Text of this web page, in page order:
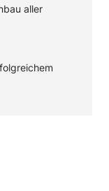
aller